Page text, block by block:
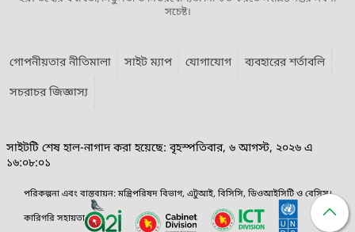
সচেষ্ট।
গোপনীয়তার নীতিমালা সাইট ম্যাপ যোগাযোগ
ব্যবহারের শর্তাবলি
সচরাচর জিজ্ঞাস্য
সাইটটি শেষ হাল-নাগাদ করা হয়েছে: বৃহস্পতিবার, ৬ আগস্ট, ২০২৬ এ
১৬:০৮:০১
পরিকল্পনা এবং বাস্তবায়ন: মন্ত্রিপরিষদ বিভাগ, এটুআই, বিসিসি, ডিওআইসিটি ও বেসিস।
কারিগরি সহায়তা